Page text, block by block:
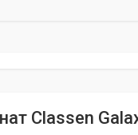
Classen